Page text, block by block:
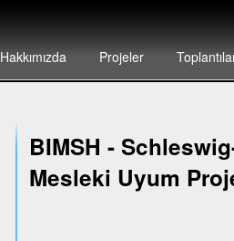
Hakkımızda Projeler
BIMSH -
Mesleki Uyum